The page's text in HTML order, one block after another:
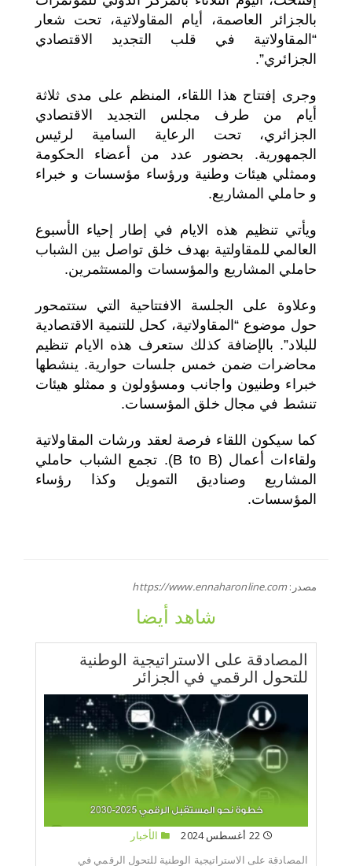
بالجزائر العاصمة، أيام المقاولاتية، تحت شعار
“المقاولاتية في قلب التجديد الاقتصادي
الجزائري”.
وجرى إفتتاح هذا اللقاء، المنظم على مدى ثلاثة
أيام من طرف مجلس التجديد الاقتصادي
الجزائري، تحت الرعاية السامية لرئيس
الجمهورية. بحضور عدد من أعضاء الحكومة
وممثلي هيئات وطنية ورؤساء مؤسسات و خبراء
و حاملي المشاريع.
ويأتي تنظيم هذه الايام في إطار إحياء الأسبوع
العالمي للمقاولتية بهدف خلق تواصل بين الشباب
حاملي المشاريع والمؤسسات والمستثمرين.
وعلاوة على الجلسة الافتتاحية التي ستتمحور
حول موضوع “المقاولاتية، كحل للتنمية الاقتصادية
للبلاد”. بالإضافة كذلك ستعرف هذه الايام تنظيم
محاضرات ضمن خمس جلسات حوارية. ينشطها
خبراء وطنيون واجانب ومسؤولون و ممثلو هيئات
تنشط في مجال خلق المؤسسات.
كما سيكون اللقاء فرصة لعقد ورشات المقاولاتية
ولقاءات أعمال (B to B). تجمع الشباب حاملي
المشاريع وصناديق التمويل وكذا رؤساء
المؤسسات.
مصدر:https://www.ennaharonline.com
شاهد أيضا
المصادقة على الاستراتيجية الوطنية
للتحول الرقمي في الجزائر
22 أغسطس 2024
الأخبار
المصادقة على الاستراتيجية الوطنية للتحول الرقمي في